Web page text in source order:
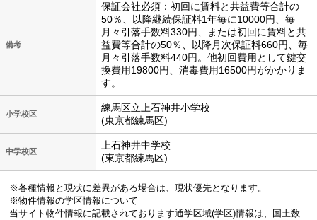
備考
保証会社必須：初回に賃料と共益費等合計の
50％、以降継続保証料1年毎に10000円、毎
月々引落手数料330円、または初回に賃料と共
益費等合計の50％、以降月次保証料660円、毎
月々引落手数料440円。他初回費用として鍵交
換費用19800円、消毒費用16500円がかかりま
す。
小学校区
練馬区立上石神井小学校
(東京都練馬区)
中学校区
上石神井中学校
(東京都練馬区)
※各種情報と現状に差異がある場合は、現状優先となります。
※物件情報の学区情報について
当サイト物件情報に記載されております通学区域(学区)情報は、国土数